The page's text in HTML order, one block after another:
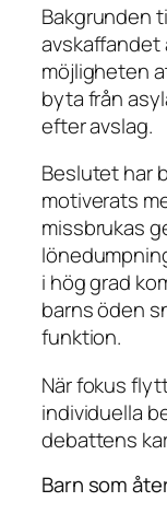
Bakgrunden
avskaffandet
möjligheten
byta från
efter avslag.
Beslutet har
motiverats
missbrukas
i hög grad
barns öden
funktion.
När fokus
individuella
debattens
Barn som